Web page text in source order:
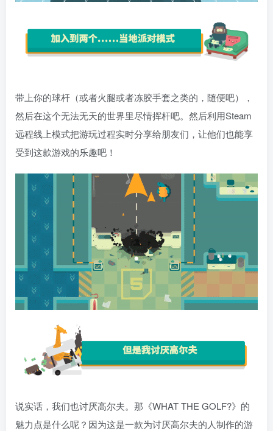
带上你的球杆（或者火腿或者冻胶手套之类的，随便吧），
然后在这个无法无天的世界里尽情挥杆吧。然后利用Steam
远程线上模式把游玩过程实时分享给朋友们，让他们也能享
受到这款游戏的乐趣吧！
说实话，我们也讨厌高尔夫。那《WHAT THE GOLF?》的
魅力点是什么呢？因为这是一款为讨厌高尔夫的人制作的游